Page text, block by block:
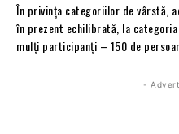
În privinţa categoriilor de vârstă,
în prezent echilibrată, la
mulţi participanţi – 150 de
-